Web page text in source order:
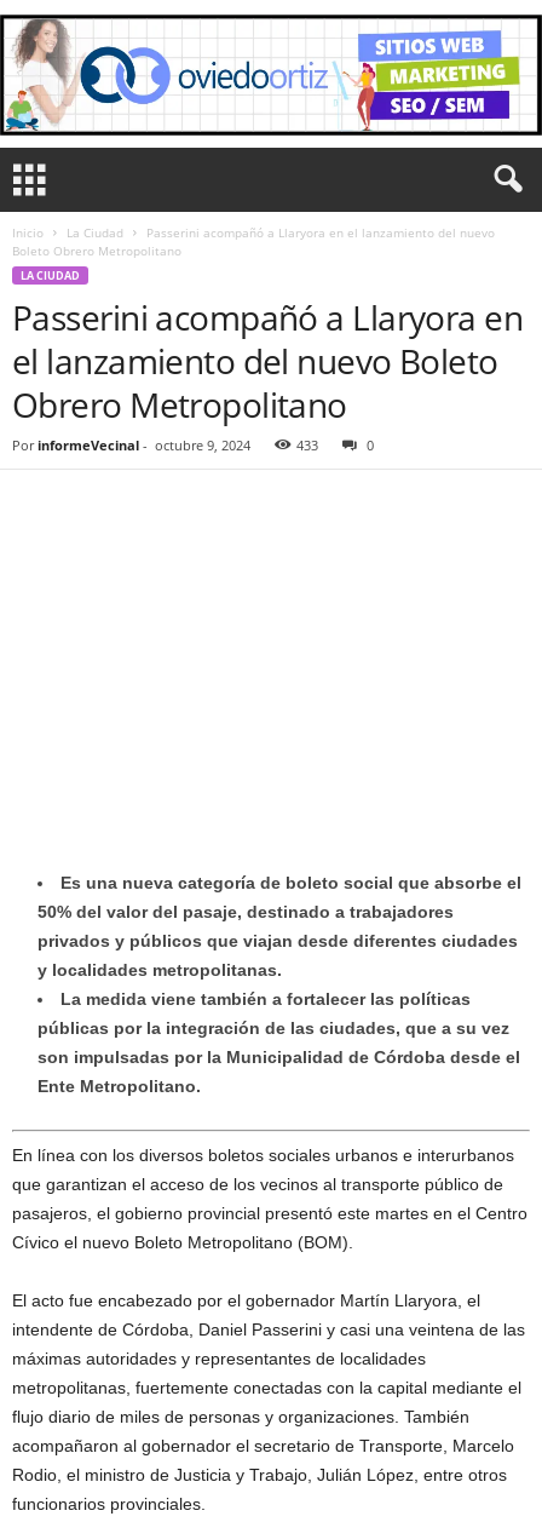
Inicio La Ciudad
Passerini acompañó a Llaryora en el lanzamiento del nuevo
Boleto Obrero Metropolitano
LA CIUDAD
Passerini acompañó a Llaryora en
el lanzamiento del nuevo Boleto
Obrero Metropolitano
Por informeVecinal - octubre 9, 2024 433 0
Es una nueva categoría de boleto social que absorbe el
50% del valor del pasaje, destinado a trabajadores
privados y públicos que viajan desde diferentes ciudades
y localidades metropolitanas.
La medida viene también a fortalecer las políticas
públicas por la integración de las ciudades, que a su vez
son impulsadas por la Municipalidad de Córdoba desde el
Ente Metropolitano.
En línea con los diversos boletos sociales urbanos e interurbanos
que garantizan el acceso de los vecinos al transporte público de
pasajeros, el gobierno provincial presentó este martes en el Centro
Cívico el nuevo Boleto Metropolitano (BOM).
El acto fue encabezado por el gobernador Martín Llaryora, el
intendente de Córdoba, Daniel Passerini y casi una veintena de las
máximas autoridades y representantes de localidades
metropolitanas, fuertemente conectadas con la capital mediante el
flujo diario de miles de personas y organizaciones. También
acompañaron al gobernador el secretario de Transporte, Marcelo
Rodio, el ministro de Justicia y Trabajo, Julián López, entre otros
funcionarios provinciales.